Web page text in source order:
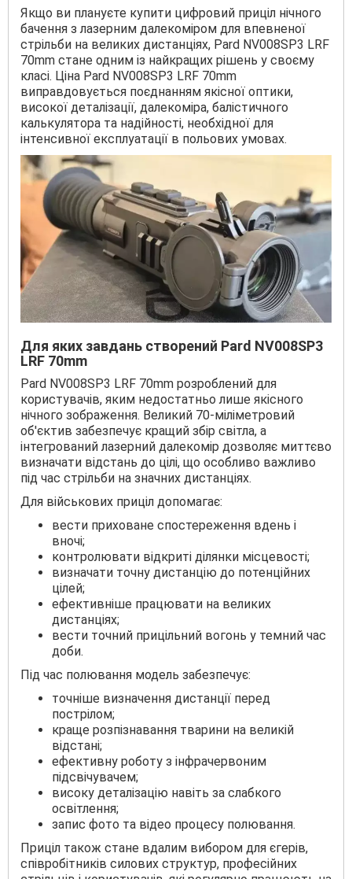
Якщо ви плануєте купити цифровий приціл нічного
бачення з лазерним далекоміром для впевненої
стрільби на великих дистанціях, Pard NV008SP3 LRF
70mm стане одним із найкращих рішень у своєму
класі. Ціна Pard NV008SP3 LRF 70mm
виправдовується поєднанням якісної оптики,
високої деталізації, далекоміра, балістичного
калькулятора та надійності, необхідної для
інтенсивної експлуатації в польових умовах.
Для яких завдань створений Pard NV008SP3
LRF 70mm
Pard NV008SP3 LRF 70mm розроблений для
користувачів, яким недостатньо лише якісного
нічного зображення. Великий 70-міліметровий
об'єктив забезпечує кращий збір світла, а
інтегрований лазерний далекомір дозволяє миттєво
визначати відстань до цілі, що особливо важливо
під час стрільби на значних дистанціях.
Для військових приціл допомагає:
вести приховане спостереження вдень і
вночі;
контролювати відкриті ділянки місцевості;
визначати точну дистанцію до потенційних
цілей;
ефективніше працювати на великих
дистанціях;
вести точний прицільний вогонь у темний час
доби.
Під час полювання модель забезпечує:
точніше визначення дистанції перед
пострілом;
краще розпізнавання тварини на великій
відстані;
ефективну роботу з інфрачервоним
підсвічувачем;
високу деталізацію навіть за слабкого
освітлення;
запис фото та відео процесу полювання.
Приціл також стане вдалим вибором для єгерів,
співробітників силових структур, професійних